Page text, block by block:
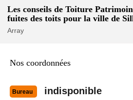
Les conseils de Toiture
fuites des toits pour la ville de
Array
Nos coordonnées
Bureau indisponible